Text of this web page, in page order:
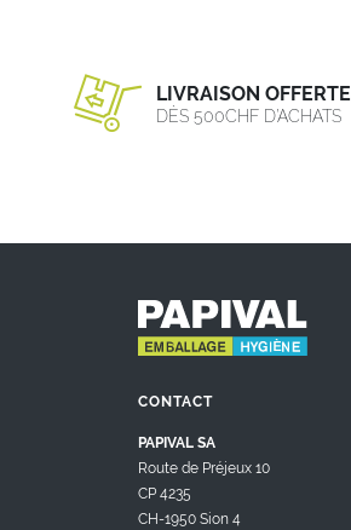
LIVRAISON OFFERTE
DÈS 500CHF D’ACHATS
CONTACT
PAPIVAL SA
Route de Préjeux 10
CP 4235
CH-1950 Sion 4